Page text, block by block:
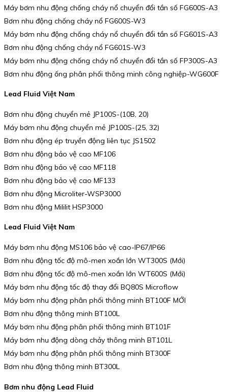
Máy bơm nhu động chống cháy nổ chuyển đổi tần số FG600S-A3
Bơm nhu động chống cháy nổ FG600S-W3
Máy bơm nhu động chống cháy nổ chuyển đổi tần số FG601S-A3
Bơm nhu động chống cháy nổ FG601S-W3
Máy bơm nhu động chống cháy nổ chuyển đổi tần số FP300S-A3
Bơm nhu động ống phân phối thông minh công nghiệp-WG600F
Lead Fluid Việt Nam
Bơm nhu động chuyển mẻ JP100S-(10B, 20)
Máy bơm nhu động chuyển mẻ JP100S-(25, 32)
Bơm nhu động ép truyền động liên tục JS1502
Bơm nhu động bảo vệ cao MF106
Bơm nhu động bảo vệ cao MF118
Bơm nhu động bảo vệ cao MF133
Bơm nhu động Microliter-WSP3000
Bơm nhu động Mililit HSP3000
Lead Fluid Việt Nam
Máy bơm nhu động MS106 bảo vệ cao-IP67/IP66
Bơm nhu động tốc độ mô-men xoắn lớn WT300S (Mới)
Bơm nhu động tốc độ mô-men xoắn lớn WT600S (Mới)
Máy bơm nhu động tốc độ thay đổi BQ80S Microflow
Máy bơm nhu động phân phối thông minh BT100F MỚI
Bơm nhu động thông minh BT100L
Máy bơm nhu động phân phối thông minh BT101F
Máy bơm nhu động dòng chảy thông minh BT101L
Máy bơm nhu động phân phối thông minh BT300F
Bơm nhu động thông minh BT300L
Bơm nhu động Lead Fluid